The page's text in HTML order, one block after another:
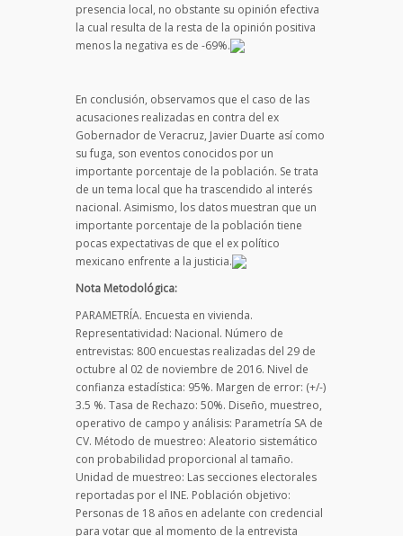
presencia local, no obstante su opinión efectiva
la cual resulta de la resta de la opinión positiva
menos la negativa es de -69%.
En conclusión, observamos que el caso de las
acusaciones realizadas en contra del ex
Gobernador de Veracruz, Javier Duarte así como
su fuga, son eventos conocidos por un
importante porcentaje de la población. Se trata
de un tema local que ha trascendido al interés
nacional. Asimismo, los datos muestran que un
importante porcentaje de la población tiene
pocas expectativas de que el ex político
mexicano enfrente a la justicia.
Nota Metodológica:
PARAMETRÍA. Encuesta en vivienda.
Representatividad: Nacional. Número de
entrevistas: 800 encuestas realizadas del 29 de
octubre al 02 de noviembre de 2016. Nivel de
confianza estadística: 95%. Margen de error: (+/-)
3.5 %. Tasa de Rechazo: 50%. Diseño, muestreo,
operativo de campo y análisis: Parametría SA de
CV. Método de muestreo: Aleatorio sistemático
con probabilidad proporcional al tamaño.
Unidad de muestreo: Las secciones electorales
reportadas por el INE. Población objetivo:
Personas de 18 años en adelante con credencial
para votar que al momento de la entrevista